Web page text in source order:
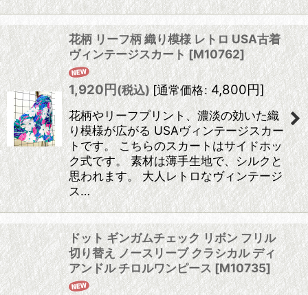
花柄 リーフ柄 織り模様 レトロ USA古着
ヴィンテージスカート[M10762]
1,920円(税込)[通常価格: 4,800円]
花柄やリーフプリント、濃淡の効いた織
り模様が広がる USAヴィンテージスカー
トです。 こちらのスカートはサイドホッ
ク式です。 素材は薄手生地で、シルクと
思われます。 大人レトロなヴィンテージ
ス…
ドット ギンガムチェック リボン フリル
切り替え ノースリーブ クラシカル ディ
アンドル チロルワンピース [M10735]